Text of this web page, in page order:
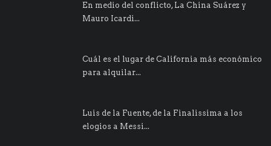
En medio del conflicto, La China Suárez y
Mauro Icardi...
Cuál es el lugar de California más económico
para alquilar...
Luis de la Fuente, de la Finalissima a los
elogios a Messi...